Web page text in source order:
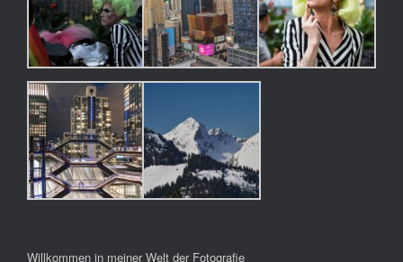
Willkommen in meiner Welt der Fotografie